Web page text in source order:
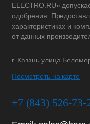
ELECTRO.RU»
одобрения.
характеристиках и
от данных
г. Казань улица
Посмотреть на карте
+7 (843) 526-73-